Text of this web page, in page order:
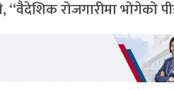
रोजगारीमा भोगेको